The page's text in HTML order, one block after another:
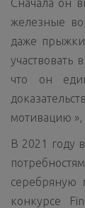
Сначала он
железные
даже
участвовать
что он
мотивацию »,
В 2021 году
серебряную
конкурсе